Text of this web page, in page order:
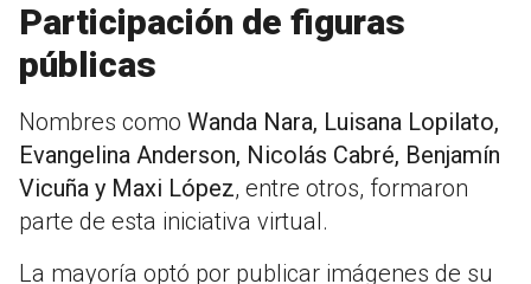
Participación de figuras
públicas
Nombres como Wanda Nara, Luisana Lopilato,
Evangelina Anderson, Nicolás Cabré, Benjamín
Vicuña y Maxi López, entre otros, formaron
parte de esta iniciativa virtual.
La mayoría optó por publicar imágenes de su